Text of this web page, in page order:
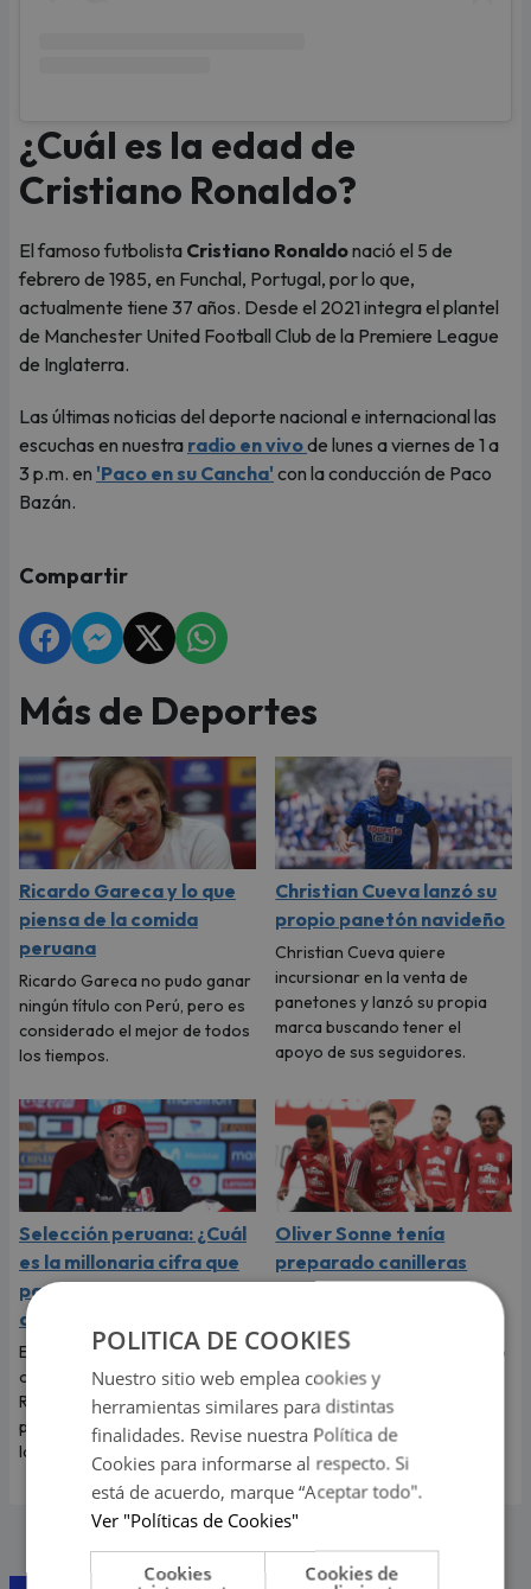
¿Cuál es la edad de
Cristiano Ronaldo?
El famoso futbolista Cristiano Ronaldonació el 5 de
febrero de 1985, en Funchal, Portugal, por lo que,
actualmente tiene 37 años. Desde el 2021 integra el plantel
de Manchester United Football Club de la Premiere League
de Inglaterra.
Las últimas noticias del deporte nacional e internacional las
escuchas en nuestra radio en vivode lunes a viernes de 1 a
3 p.m. en 'Paco en su Cancha' con la conducción de Paco
Bazán.
Compartir
Más de Deportes
Ricardo Gareca y lo que
piensa de la comida
peruana
Ricardo Gareca no pudo ganar
ningún título con Perú, pero es
considerado el mejor de todos
los tiempos.
Christian Cueva lanzó su
propio panetón navideño
Christian Cueva quiere
incursionar en la venta de
panetones y lanzó su propia
marca buscando tener el
apoyo de sus seguidores.
Selección peruana: ¿Cuál
es la millonaria cifra que
pagará la FPF por
despedir a Juan Reynoso?
El último miércoles se hizo
oficial la salida de Juan
Reynoso de la selección
peruana. Conoce el monto que
la FPF deberá abonarle al DT.
Oliver Sonne tenía
preparado canilleras
especiales para debut
El lateral Oliver Sonne regresó
a Dinamarca sin haber podido
tener minutos ante Bolivia y
Venezuela.
POLITICA DE COOKIES
Nuestro sitio web emplea cookies y
herramientas similares para distintas
finalidades. Revise nuestra Política de
Cookies para informarse al respecto. Si
está de acuerdo, marque “Aceptar todo".
Ver "Políticas de Cookies"
Cookies
Cookies de